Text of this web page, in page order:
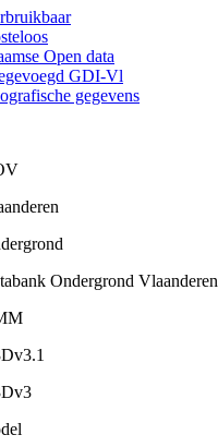
Open data
GDI-Vl
gegevens
Ondergrond Vlaanderen